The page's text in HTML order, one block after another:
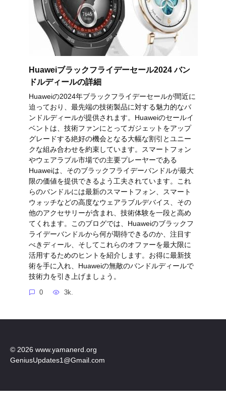
Huaweiブラックフライデーセール2024 バン
ドルディールの詳細
Huaweiの2024年ブラックフライデーセールが間近に
迫っており、最先端の技術製品に対する魅力的なバ
ンドルディールが提供されます。Huaweiのセールイ
ベントは、技術ファンにとってガジェットをアップ
グレードする絶好の機会となる大幅な割引とユニー
クな組み合わせを約束しています。スマートフォン
やウェアラブル市場での主要プレーヤーである
Huaweiは、そのブラックフライデーバンドルが最大
限の価値を提供できるよう工夫されています。これ
らのバンドルには最新のスマートフォン、スマート
ウォッチなどの高度なウェアラブルデバイス、その
他のアクセサリーが含まれ、技術体験を一段と高め
てくれます。このブログでは、Huaweiのブラックフ
ライデーバンドルから何が期待できるのか、注目す
べきディール、そしてこれらのオファーを最大限に
活用するためのヒントを紹介します。お得に最新技
術を手に入れ、Huaweiの無敵のバンドルディールで
技術力を引き上げましょう。
0 3k.
© 2026 www.yamanerd.org
GeniusUpdates1@Gmail.com